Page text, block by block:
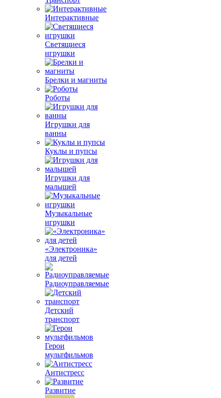
Интерактивные
Светящиеся
игрушки
Брелки и магниты
Роботы
Игрушки для
ванны
Куклы и пупсы
Игрушки для
малышей
Музыкальные
игрушки
«Электроника»
для детей
Радиоуправляемые
Детский
транспорт
Герои
мультфильмов
Антистресс
Развитие